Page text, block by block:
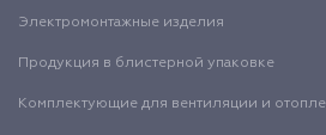
Электромонтажные изделия
Продукция в блистерной упаковке
Комплектующие для вентиляции и